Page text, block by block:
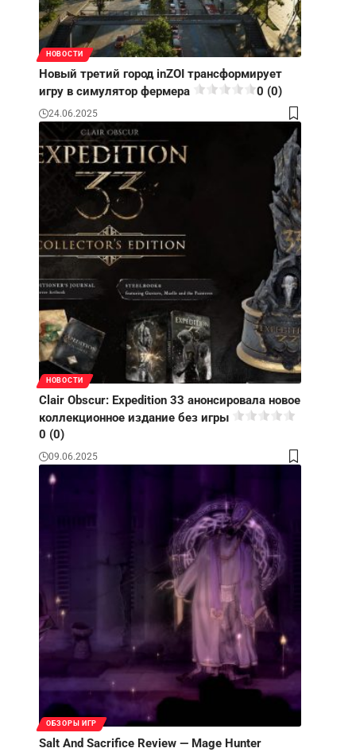
НОВОСТИ
Новый третий город inZOI трансформирует
игру в симулятор фермера
0 (0)
24.06.2025
НОВОСТИ
Clair Obscur: Expedition 33 анонсировала новое
коллекционное издание без игры
0 (0)
09.06.2025
ОБЗОРЫ ИГР
Salt And Sacrifice Review — Mage Hunter